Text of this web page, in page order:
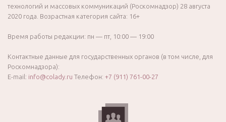
технологий и массовых коммуникаций (Роскомнадзор) 28 августа
2020 года. Возрастная категория сайта: 16+
Время работы редакции: пн — пт, 10:00 — 19:00
Контактные данные для государственных органов (в том числе, для
Роскомнадзора):
E-mail: info@colady.ru Телефон: +7 (911) 761-00-27